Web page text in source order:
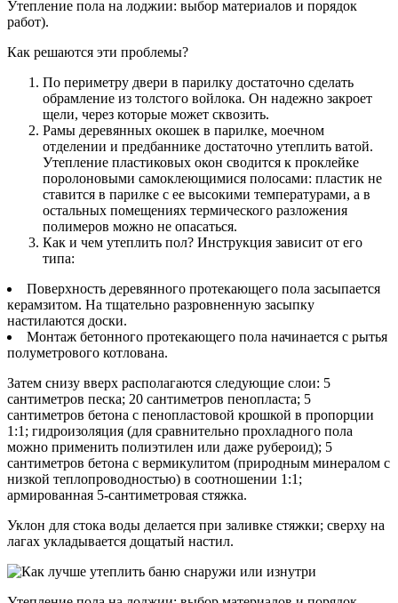
Утепление пола на лоджии: выбор материалов и порядок
работ).
Как решаются эти проблемы?
По периметру двери в парилку достаточно сделать
обрамление из толстого войлока. Он надежно закроет
щели, через которые может сквозить.
Рамы деревянных окошек в парилке, моечном
отделении и предбаннике достаточно утеплить ватой.
Утепление пластиковых окон сводится к проклейке
поролоновыми самоклеющимися полосами: пластик не
ставится в парилке с ее высокими температурами, а в
остальных помещениях термического разложения
полимеров можно не опасаться.
Как и чем утеплить пол? Инструкция зависит от его
типа:
Поверхность деревянного протекающего пола засыпается
керамзитом. На тщательно разровненную засыпку
настилаются доски.
Монтаж бетонного протекающего пола начинается с рытья
полуметрового котлована.
Затем снизу вверх располагаются следующие слои: 5
сантиметров песка; 20 сантиметров пенопласта; 5
сантиметров бетона с пенопластовой крошкой в пропорции
1:1; гидроизоляция (для сравнительно прохладного пола
можно применить полиэтилен или даже рубероид); 5
сантиметров бетона с вермикулитом (природным минералом с
низкой теплопроводностью) в соотношении 1:1;
армированная 5-сантиметровая стяжка.
Уклон для стока воды делается при заливке стяжки; сверху на
лагах укладывается дощатый настил.